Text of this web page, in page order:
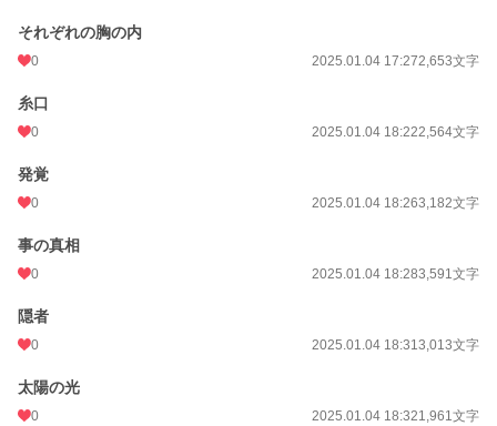
それぞれの胸の内
0 2025.01.04 17:272,653文字
糸口
0 2025.01.04 18:222,564文字
発覚
0 2025.01.04 18:263,182文字
事の真相
0 2025.01.04 18:283,591文字
隠者
0 2025.01.04 18:313,013文字
太陽の光
0 2025.01.04 18:321,961文字